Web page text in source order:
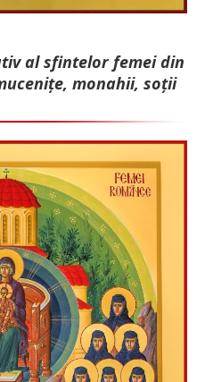
al sfintelor femei din
monahii, soții